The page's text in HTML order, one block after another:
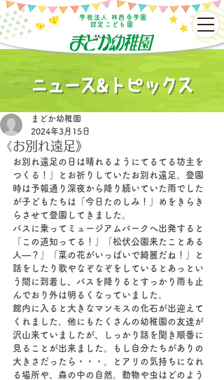
学校法人 林西寺学園
認定こども園
《お別れ遠足》
まどか幼稚園
2024年3月15日
お別れ遠足の日は晴れるようにてるてる坊主を
つくる！」とお祈りしていたお別れ遠足。登園
時は予報通り深夜から降り続いていた雨でした
が子どもたちは「今日たのしみ！」めをきらき
らさせて登園してきました。
バスに乗ってミュージアムパークへ出発すると
「この道知ってる！」「松伏公園来たことある
人―？」「菜の花がいっぱいで綺麗だね！」と
話をしたり歌やなぞなぞをしているとあっとい
う間に到着し、バスを降りるとすっかり雨も止
んでおり外は明るくなっていました。
館内に入ると大きなマンモスの化石が出迎えて
くれました。他にもたくさんの幼稚園の友達が
沢山来ていましたが、しっかり話を聞き順番に
見ることが出来ました。もし自分たちがありの
大きさだったら・・・。とアリの気持ちになれ
る場所や、森の中の自然。動物や虫はどのよう